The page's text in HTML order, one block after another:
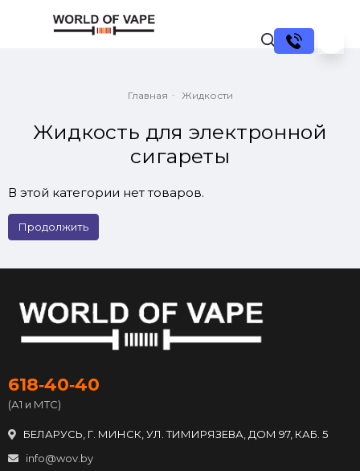
Главная Жидкости
Жидкость для электронной
сигареты
В этой категории нет товаров.
Продолжить
618‑40‑40
(А1 и МТС)
БЕЛАРУСЬ, Г. МИНСК, УЛ. ТИМИРЯЗЕВА, ДОМ 97, КАБ. 5
info@wov.by